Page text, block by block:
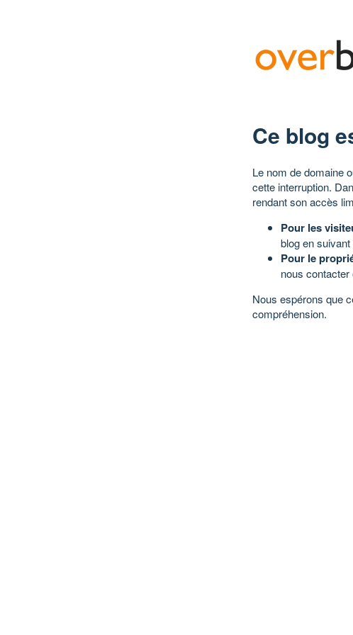
Ce blog
Le nom de domaine
cette interruption.
rendant son accès
Pour les
blog en suivant
Pour le
nous
Nous espérons que
compréhension.